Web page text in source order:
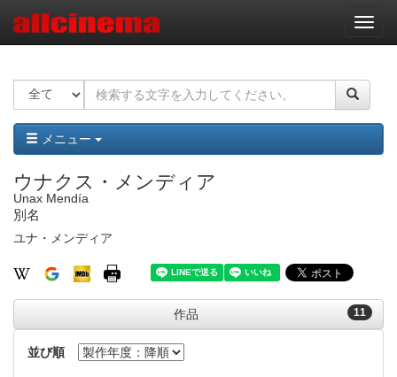
ナ
ビ
ー
ョ
ン
メニュー
ウナクス・メンディア
Unax Mendía
別名
ユナ・メンディア
11
作品
並び順